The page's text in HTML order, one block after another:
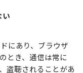
い
にあり、ブラウザ
とき、通信は常に
盗聴されることがあ